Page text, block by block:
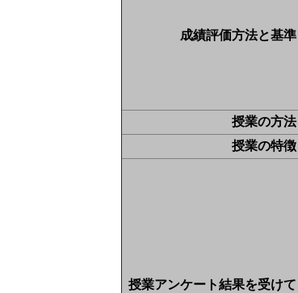
成績評価方法と基準
授業の方法
授業の特徴
授業アンケート結果を受けて